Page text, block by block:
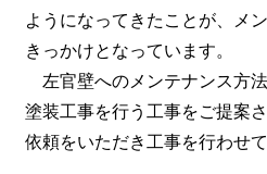
ようになってきたことが、メ
きっかけとなっています。
左官壁へのメンテナンス方
塗装工事を行う工事をご提案
依頼をいただき工事を行わせ